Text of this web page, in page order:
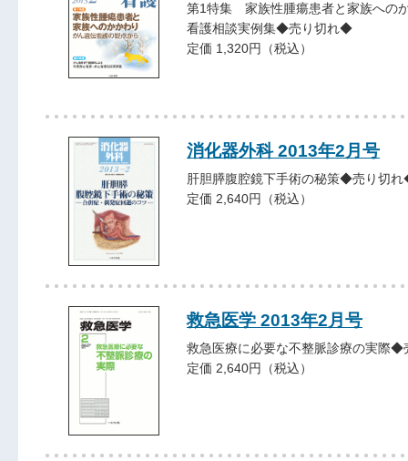
第1特集 家族性腫瘍患者と家族への
看護相談実例集◆売り切れ◆
定価 1,320円（税込）
消化器外科 2013年2月号
肝胆膵腹腔鏡下手術の秘策◆売り切
定価 2,640円（税込）
救急医学 2013年2月号
救急医療に必要な不整脈診療の実際
定価 2,640円（税込）